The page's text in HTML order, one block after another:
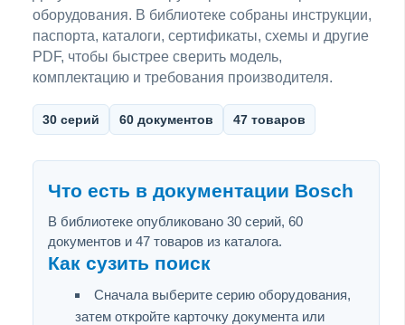
оборудования. В библиотеке собраны инструкции,
паспорта, каталоги, сертификаты, схемы и другие
PDF, чтобы быстрее сверить модель,
комплектацию и требования производителя.
30 серий 60 документов 47 товаров
Что есть в документации Bosch
В библиотеке опубликовано 30 серий, 60
документов и 47 товаров из каталога.
Как сузить поиск
Сначала выберите серию оборудования,
затем откройте карточку документа или